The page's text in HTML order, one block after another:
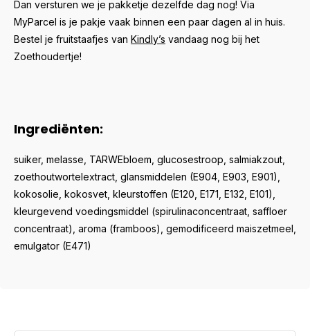
Dan versturen we je pakketje dezelfde dag nog! Via
MyParcel is je pakje vaak binnen een paar dagen al in huis.
Bestel je fruitstaafjes van Kindly’s vandaag nog bij het
Zoethoudertje!
Ingrediënten:
suiker, melasse, TARWEbloem, glucosestroop, salmiakzout,
zoethoutwortelextract, glansmiddelen (E904, E903, E901),
kokosolie, kokosvet, kleurstoffen (E120, E171, E132, E101),
kleurgevend voedingsmiddel (spirulinaconcentraat, saffloer
concentraat), aroma (framboos), gemodificeerd maiszetmeel,
emulgator (E471)